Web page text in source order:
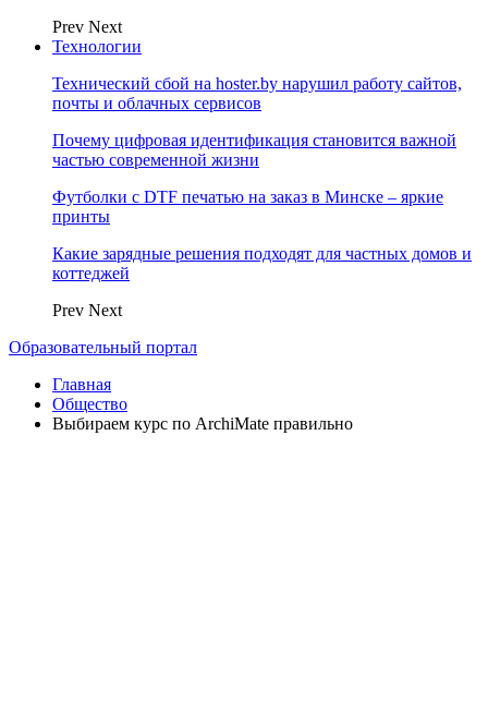
Prev Next
Технологии
Технический сбой на hoster.by нарушил работу сайтов,
почты и облачных сервисов
Почему цифровая идентификация становится важной
частью современной жизни
Футболки с DTF печатью на заказ в Минске – яркие
принты
Какие зарядные решения подходят для частных домов и
коттеджей
Prev Next
Образовательный портал
Главная
Общество
Выбираем курс по ArchiMate правильно